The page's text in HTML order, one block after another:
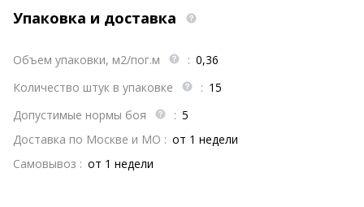
Упаковка и доставка
Объем упаковки, м2/пог.м : 0,36
Количество штук в упаковке
: 15
Допустимые нормы боя
: 5
Доставка по Москве и МО : от 1 недели
Самовывоз : от 1 недели